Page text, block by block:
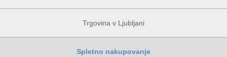
Trgovina v Ljubljani
Spletno nakupovanje